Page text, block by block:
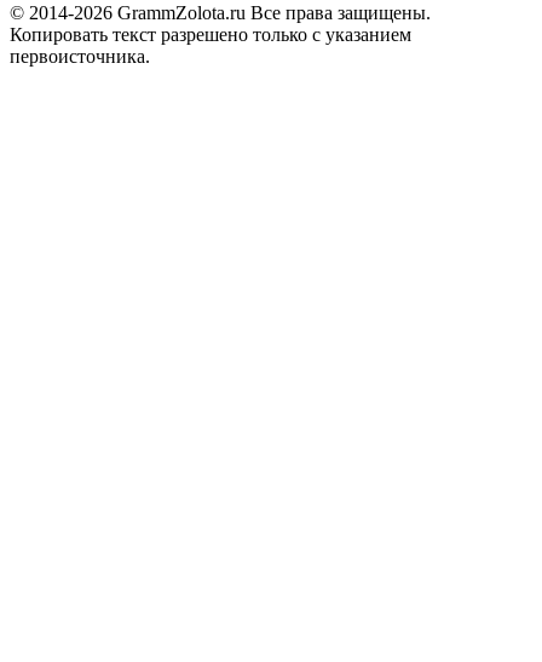
© 2014-2026 GrammZolota.ru Все права защищены.
Копировать текст разрешено только с указанием
первоисточника.